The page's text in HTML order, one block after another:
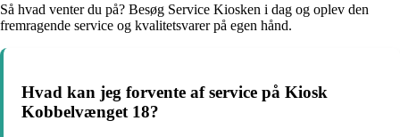
Så hvad venter du på? Besøg Service Kiosken i dag og oplev den
fremragende service og kvalitetsvarer på egen hånd.
Hvad kan jeg forvente af service på Kiosk
Kobbelvænget 18?